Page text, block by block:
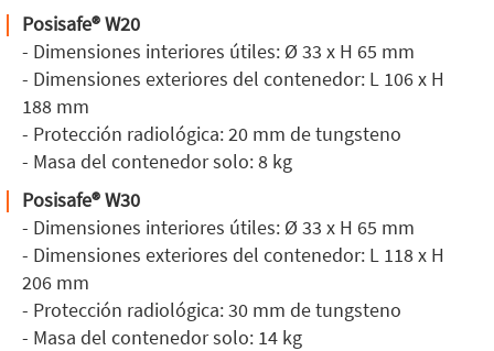
Posisafe® W20
- Dimensiones interiores útiles: Ø 33 x H 65 mm
- Dimensiones exteriores del contenedor: L 106 x H
188 mm
- Protección radiológica: 20 mm de tungsteno
- Masa del contenedor solo: 8 kg
Posisafe® W30
- Dimensiones interiores útiles: Ø 33 x H 65 mm
- Dimensiones exteriores del contenedor: L 118 x H
206 mm
- Protección radiológica: 30 mm de tungsteno
- Masa del contenedor solo: 14 kg